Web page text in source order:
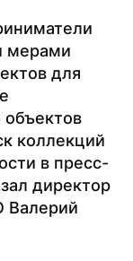
мерами
для
объектов
коллекций
в пресс-
директор
Валерий